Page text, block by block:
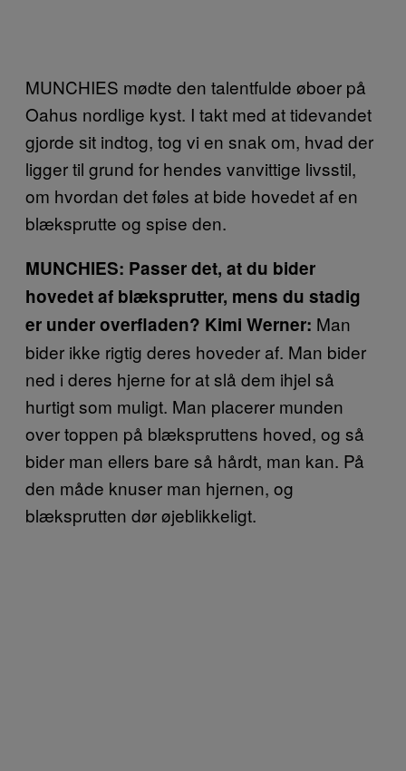
MUNCHIES mødte den talentfulde øboer på
Oahus nordlige kyst. I takt med at tidevandet
gjorde sit indtog, tog vi en snak om, hvad der
ligger til grund for hendes vanvittige livsstil,
om hvordan det føles at bide hovedet af en
blæksprutte og spise den.
MUNCHIES: Passer det, at du bider
hovedet af blæksprutter, mens du stadig
er under overfladen? Kimi Werner: Man
bider ikke rigtig deres hoveder af. Man bider
ned i deres hjerne for at slå dem ihjel så
hurtigt som muligt. Man placerer munden
over toppen på blækspruttens hoved, og så
bider man ellers bare så hårdt, man kan. På
den måde knuser man hjernen, og
blæksprutten dør øjeblikkeligt.